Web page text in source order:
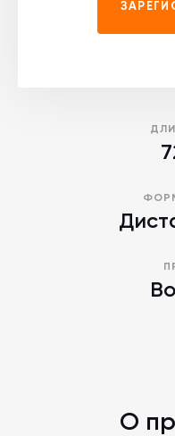
О